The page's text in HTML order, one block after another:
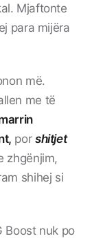
Mjaftonte
para mijëra
më.
me të
por shitjet
zhgënjim,
shihej si
Boost nuk po